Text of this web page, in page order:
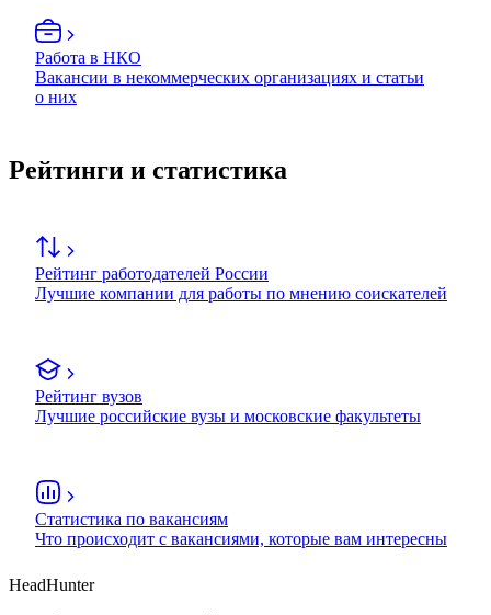
Работа в НКО
Вакансии в некоммерческих организациях и статьи
о них
Рейтинги и статистика
Рейтинг работодателей России
Лучшие компании для работы по мнению соискателей
Рейтинг вузов
Лучшие российские вузы и московские факультеты
Статистика по вакансиям
Что происходит с вакансиями, которые вам интересны
HeadHunter